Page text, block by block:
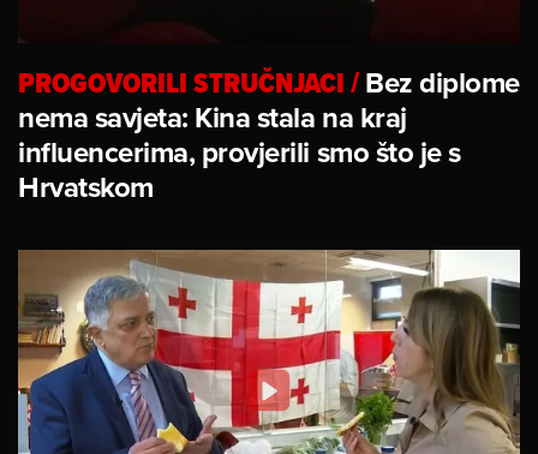
PROGOVORILI STRUČNJACI/Bez diplome
nema savjeta: Kina stala na kraj
influencerima, provjerili smo što je s
Hrvatskom